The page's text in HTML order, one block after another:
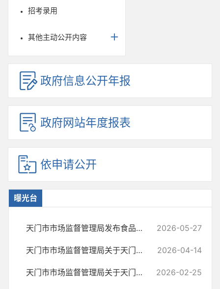
招考录用
其他主动公开内容
政府信息公开年报
政府网站年度报表
依申请公开
曝光台
天门市市场监督管理局发布食品添加剂违法典型案例 2026-05-27
天门市市场监督管理局关于天门市嘉年华优选超市玉兰苑店经营不合格食品... 2026-04-14
天门市市场监督管理局关于天门市绿小捷超市竟陵华府店经营不合格食品核... 2026-02-25